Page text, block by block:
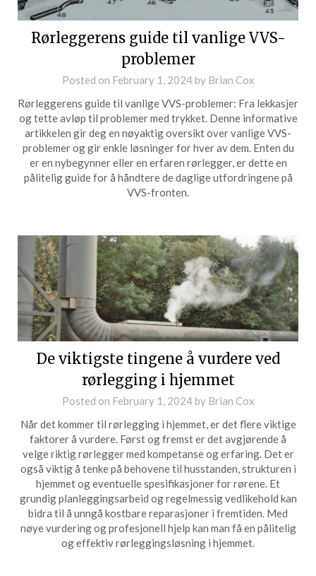
Rørleggerens guide til vanlige VVS-
problemer
Posted on February 1, 2024by Brian Cox
Rørleggerens guide til vanlige VVS-problemer: Fra lekkasjer
og tette avløp til problemer med trykket. Denne informative
artikkelen gir deg en nøyaktig oversikt over vanlige VVS-
problemer og gir enkle løsninger for hver av dem. Enten du
er en nybegynner eller en erfaren rørlegger, er dette en
pålitelig guide for å håndtere de daglige utfordringene på
VVS-fronten.
De viktigste tingene å vurdere ved
rørlegging i hjemmet
Posted on February 1, 2024by Brian Cox
Når det kommer til rørlegging i hjemmet, er det flere viktige
faktorer å vurdere. Først og fremst er det avgjørende å
velge riktig rørlegger med kompetanse og erfaring. Det er
også viktig å tenke på behovene til husstanden, strukturen i
hjemmet og eventuelle spesifikasjoner for rørene. Et
grundig planleggingsarbeid og regelmessig vedlikehold kan
bidra til å unngå kostbare reparasjoner i fremtiden. Med
nøye vurdering og profesjonell hjelp kan man få en pålitelig
og effektiv rørleggingsløsning i hjemmet.